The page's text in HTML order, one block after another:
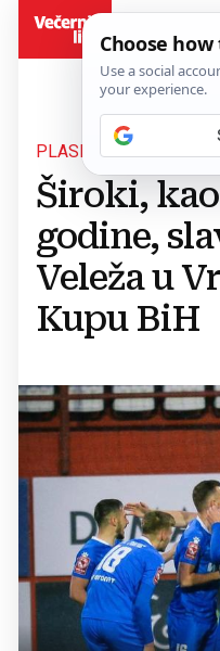
PLASIRALI SE U
Široki,
godine,
Veleža u
Kupu BiH